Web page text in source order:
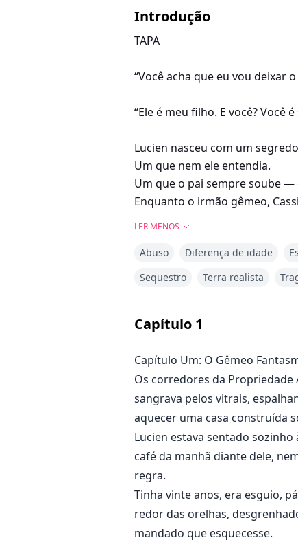
Introdução
TAPA
“Você acha que eu vou deixar
“Ele é meu filho. E você?
Lucien nasceu com um
Um que nem ele entendia.
Um que o pai sempre soube —
Enquanto o irmão gêmeo,
Ele não podia sair.
Ele não podia viver.
Até que uma festa mudou tudo.
Uma princesa da máfia foi
A culpa caiu em Cassian.
Mas o pai deles fez questão
Naquela noite, Lucien foi
Um herdeiro bilionário da
Ele tem duas esposas. Uma
“Me dê um filho. Um
LER MENOS
Abuso Diferença de idade
Sequestro
Terra realista
Capítulo 1
Capítulo Um: O Gêmeo
Os corredores da Propriedade
sangrava pelos vitrais,
aquecer uma casa construída
Lucien estava sentado
café da manhã diante dele,
regra.
Tinha vinte anos, era esguio,
redor das orelhas,
mandado que esquecesse.